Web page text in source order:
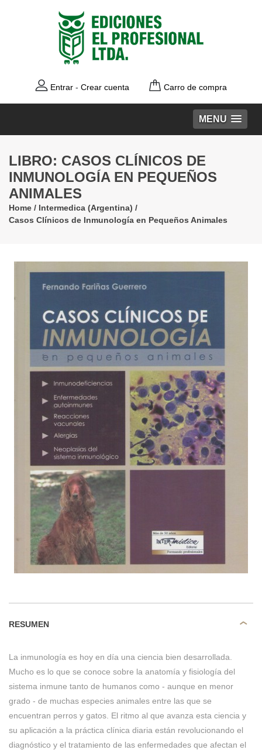
Entrar - Crear cuenta Carro de compra
MENU
LIBRO: CASOS CLÍNICOS DE
INMUNOLOGÍA EN PEQUEÑOS
ANIMALES
Home / Intermedica (Argentina) /
Casos Clínicos de Inmunología en Pequeños Animales
RESUMEN
La inmunología es hoy en día una ciencia bien desarrollada.
Mucho es lo que se conoce sobre la anatomía y fisiología del
sistema inmune tanto de humanos como - aunque en menor
grado - de muchas especies animales entre las que se
encuentran perros y gatos. El ritmo al que avanza esta ciencia y
su aplicación a la práctica clínica diaria están revolucionando el
diagnóstico y el tratamiento de las enfermedades que afectan el